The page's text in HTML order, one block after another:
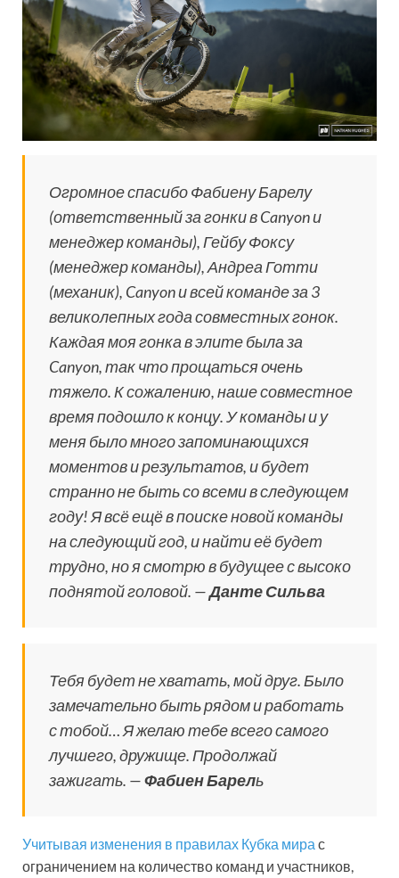
Огромное спасибо Фабиену Барелу
(ответственный за гонки в Canyon и
менеджер команды), Гейбу Фоксу
(менеджер команды), Андреа Готти
(механик), Canyon и всей команде за 3
великолепных года совместных гонок.
Каждая моя гонка в элите была за
Canyon, так что прощаться очень
тяжело. К сожалению, наше совместное
время подошло к концу. У команды и у
меня было много запоминающихся
моментов и результатов, и будет
странно не быть со всеми в следующем
году! Я всё ещё в поиске новой команды
на следующий год, и найти её будет
трудно, но я смотрю в будущее с высоко
поднятой головой. —Данте Сильва
Тебя будет не хватать, мой друг. Было
замечательно быть рядом и работать
с тобой… Я желаю тебе всего самого
лучшего, дружище. Продолжай
зажигать. —Фабиен Барель
Учитывая изменения в правилах Кубка мира с
ограничением на количество команд и участников,